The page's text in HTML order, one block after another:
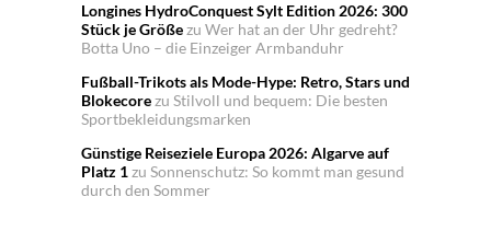
Longines HydroConquest Sylt Edition 2026: 300
Stück je Größezu Wer hat an der Uhr gedreht?
Botta Uno – die Einzeiger Armbanduhr
Fußball-Trikots als Mode-Hype: Retro, Stars und
Blokecorezu Stilvoll und bequem: Die besten
Sportbekleidungsmarken
Günstige Reiseziele Europa 2026: Algarve auf
Platz 1zu Sonnenschutz: So kommt man gesund
durch den Sommer